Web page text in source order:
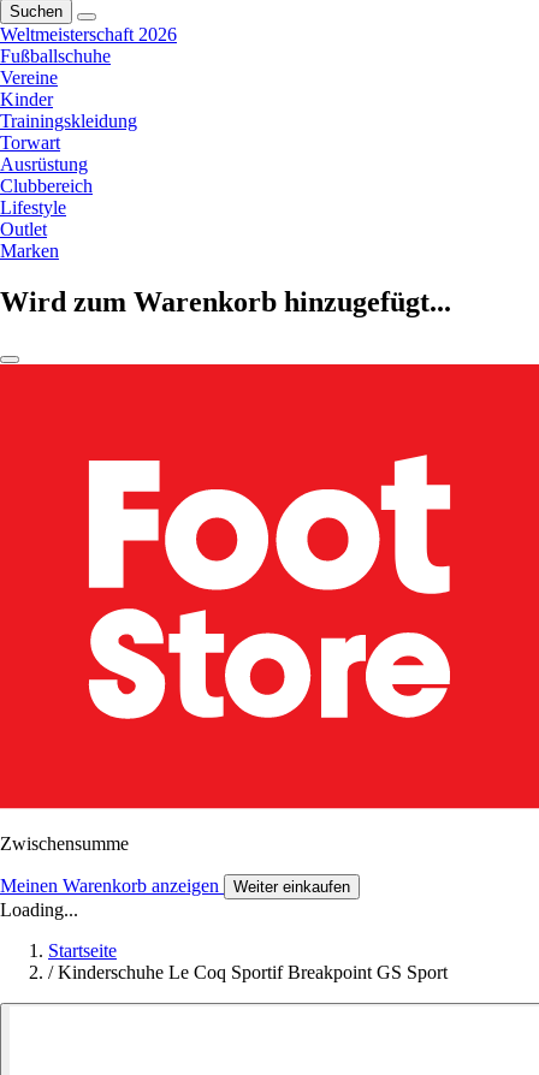
Suchen
Weltmeisterschaft 2026
Fußballschuhe
Vereine
Kinder
Trainingskleidung
Torwart
Ausrüstung
Clubbereich
Lifestyle
Outlet
Marken
Wird zum Warenkorb hinzugefügt...
Zwischensumme
Meinen Warenkorb anzeigen Weiter einkaufen
Loading...
Startseite
/ Kinderschuhe Le Coq Sportif Breakpoint GS Sport